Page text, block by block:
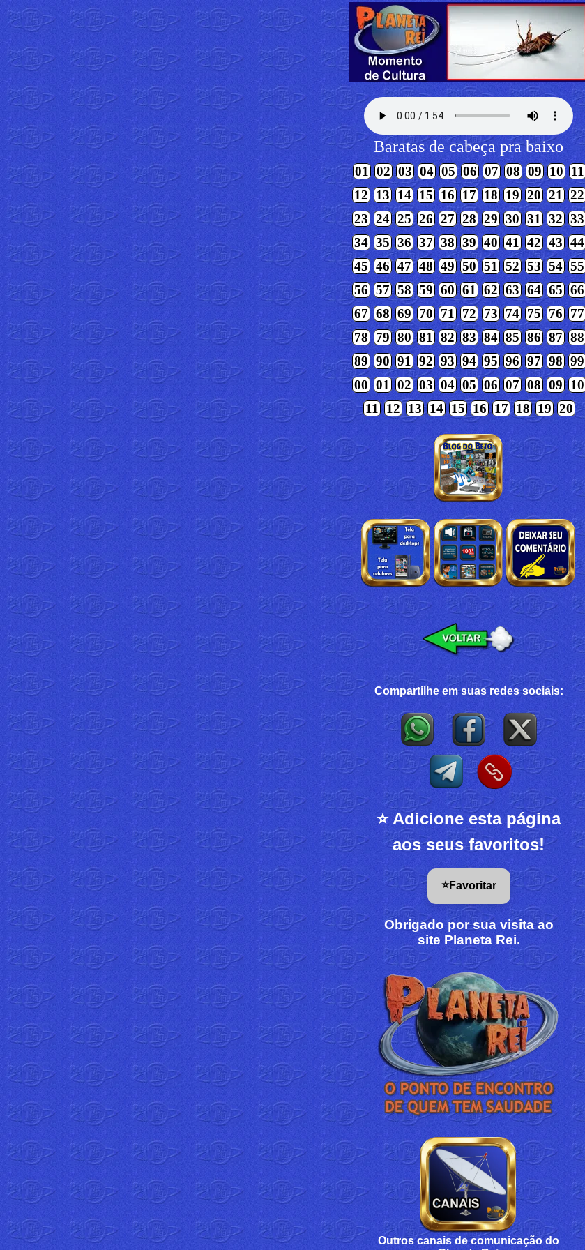
Baratas de cabeça pra baixo
01 02 03 04 05 06 07 08 09 10
11
12
13 14 15 16 17 18 19 20 21
22
23 24 25 26 27 28 29 30 31 32 33
34 35 36 37 38 39 40 41 42 43 44
45 46 47 48 49 50 51 52 53 54 55
56 57 58 59 60 61 62 63 64 65 66
67 68 69 70 71 72 73 74 75 76
77
78
79 80 81 82 83 84 85 86 87 88
89 90 91 92 93 94 95 96 97 98 99
00 01 02 03 04 05 06 07 08 09
10
11
12 13 14 15 16 17 18 19 20
Compartilhe em suas redes sociais:
⭐ Adicione esta página
aos seus favoritos!
⭐Favoritar
Obrigado por sua visita ao
site Planeta Rei.
Outros canais de comunicação do